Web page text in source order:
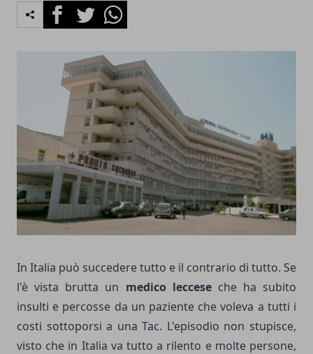
FacebookTwitterWhatsapp
In Italia può succedere tutto e il contrario di tutto. Se
l'è vista brutta un medico lecceseche ha subito
insulti e percosse da un paziente che voleva a tutti i
costi sottoporsi a una Tac. L'episodio non stupisce,
visto che in Italia va tutto a rilento e molte persone,